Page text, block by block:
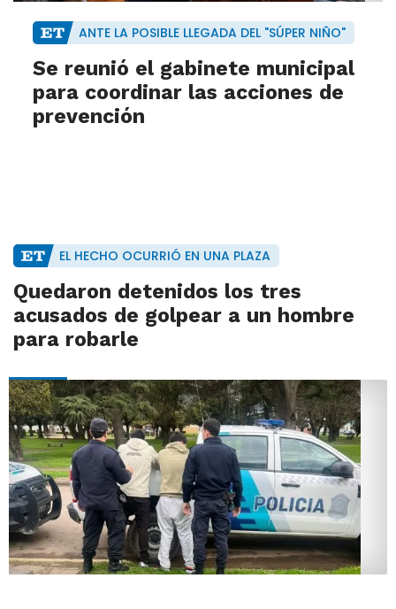
ANTE LA POSIBLE LLEGADA DEL "SÚPER NIÑO"
Se reunió el gabinete municipal
para coordinar las acciones de
prevención
EL HECHO OCURRIÓ EN UNA PLAZA
Quedaron detenidos los tres
acusados de golpear a un hombre
para robarle